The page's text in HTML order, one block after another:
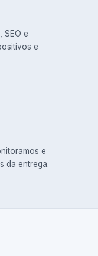
SEO e
e
e
da entrega.